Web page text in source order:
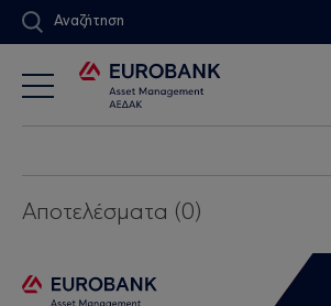
Αναζήτηση
Αποτελέσματα (0)